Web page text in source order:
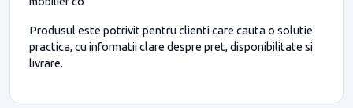
Produsul este potrivit pentru clienti care cauta o solutie
practica, cu informatii clare despre pret, disponibilitate si
livrare.